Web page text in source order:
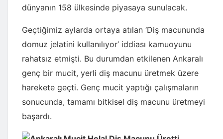
dünyanın 158 ülkesinde piyasaya sunulacak.
Geçtiğimiz aylarda ortaya atılan ‘Diş macununda
domuz jelatini kullanılıyor’ iddiası kamuoyunu
rahatsız etmişti. Bu durumdan etkilenen Ankaralı
genç bir mucit, yerli diş macunu üretmek üzere
harekete geçti. Genç mucit yaptığı çalışmaların
sonucunda, tamamı bitkisel diş macunu üretmeyi
başardı.